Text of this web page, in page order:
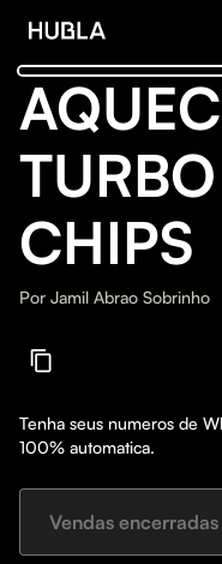
CHIPS
Por Jamil Abrao Sobrinho
Tenha seus numeros de
100% automatica.
Vendas encerradas